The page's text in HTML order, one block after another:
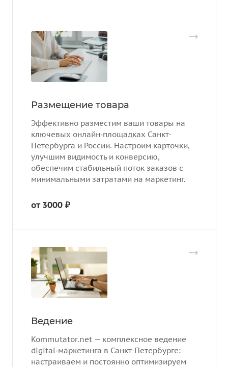
Размещение товара
Эффективно разместим ваши товары на
ключевых онлайн‑площадках Санкт-
Петербурга и России. Настроим карточки,
улучшим видимость и конверсию,
обеспечим стабильный поток заказов с
минимальными затратами на маркетинг.
от 3000 ₽
Ведение
Kommutator.net — комплексное ведение
digital‑маркетинга в Санкт-Петербурге:
настраиваем и постоянно оптимизируем